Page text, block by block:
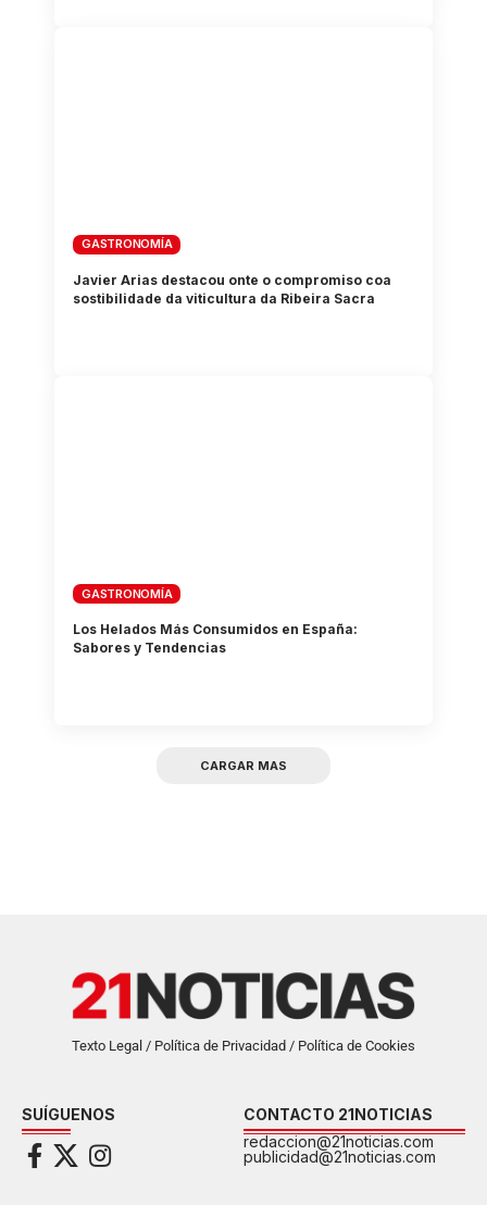
GASTRONOMÍA
Javier Arias destacou onte o compromiso coa
sostibilidade da viticultura da Ribeira Sacra
GASTRONOMÍA
Los Helados Más Consumidos en España:
Sabores y Tendencias
CARGAR MAS
Texto Legal / Política de Privacidad / Política de Cookies
SUÍGUENOS
CONTACTO 21NOTICIAS
redaccion@21noticias.com
publicidad@21noticias.com